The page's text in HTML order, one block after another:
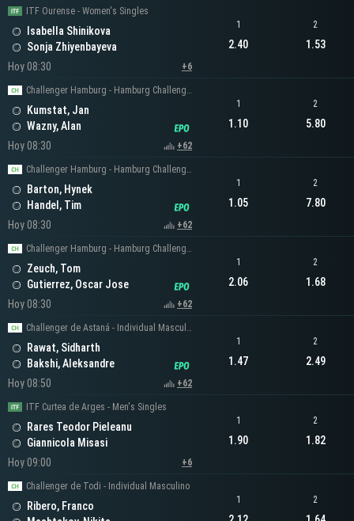
ITF Ourense - Women's Singles
Isabella Shinikova
Sonja Zhiyenbayeva
Hoy 08:30
+6
1
2.40
2
1.53
Challenger Hamburg - Hamburg Challenger Men's Singles
Kumstat, Jan
Wazny, Alan
Hoy 08:30
+62
1
1.10
2
5.80
Challenger Hamburg - Hamburg Challenger Men's Singles
Barton, Hynek
Handel, Tim
Hoy 08:30
+62
1
1.05
2
7.80
Challenger Hamburg - Hamburg Challenger Men's Singles
Zeuch, Tom
Gutierrez, Oscar Jose
Hoy 08:30
+62
1
2.06
2
1.68
Challenger de Astaná - Individual Masculino
Rawat, Sidharth
Bakshi, Aleksandre
Hoy 08:50
+62
1
1.47
2
2.49
ITF Curtea de Arges - Men's Singles
Rares Teodor Pieleanu
Giannicola Misasi
Hoy 09:00
+6
1
1.90
2
1.82
Challenger de Todi - Individual Masculino
Ribero, Franco
1 2